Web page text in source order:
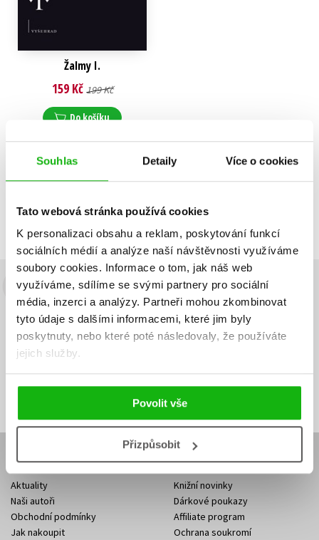
Souhlas Detaily Více o cookies
Tato webová stránka používá cookies
K personalizaci obsahu a reklam, poskytování funkcí
sociálních médií a analýze naší návštěvnosti využíváme
soubory cookies. Informace o tom, jak náš web
využíváme, sdílíme se svými partnery pro sociální
média, inzerci a analýzy. Partneři mohou zkombinovat
tyto údaje s dalšími informacemi, které jim byly
poskytnuty, nebo které poté následovaly, že používáte
jejich služby.
Povolit vše
Přizpůsobit
Žalmy I.
159 Kč 199 Kč
Do košíku
Předchozí 1 Další
Budete to vědět jako první!
Zajímá Vás, jaký knižní hit právě vychází, na jaké zboží je výhodná
sleva, jaká běží soutěž o ceny? Přihlášením k odběru našich e-
mailových novinek
Vaše e-
mailová
Vaše e-
mailová
Vaše e-mailová adresa Přihlásit se
E-SHOP
Aktuality
Naši autoři
Obchodní podmínky
Jak nakoupit
Knižní novinky
Dárkové poukazy
Affiliate program
Ochrana soukromí